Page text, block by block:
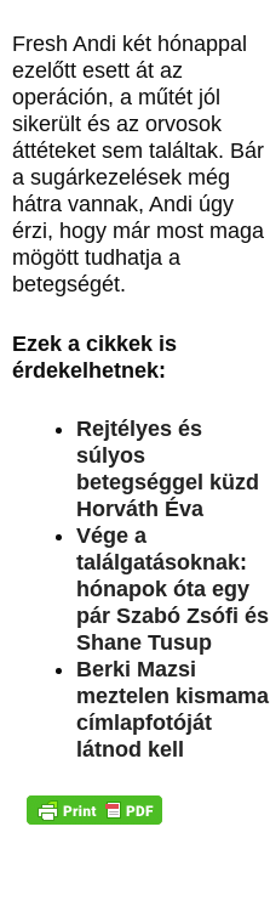
Fresh Andi két hónappal
ezelőtt esett át az
operáción, a műtét jól
sikerült és az orvosok
áttéteket sem találtak. Bár
a sugárkezelések még
hátra vannak, Andi úgy
érzi, hogy már most maga
mögött tudhatja a
betegségét.
Ezek a cikkek is
érdekelhetnek:
Rejtélyes és
súlyos
betegséggel küzd
Horváth Éva
Vége a
találgatásoknak:
hónapok óta egy
pár Szabó Zsófi és
Shane Tusup
Berki Mazsi
meztelen kismama
címlapfotóját
látnod kell